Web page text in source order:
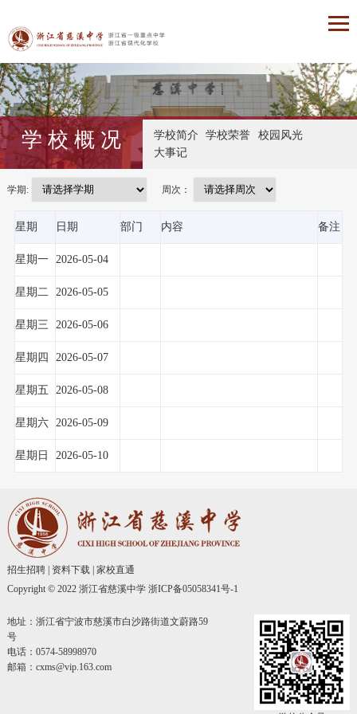
学 校 概 况 学校简介 学校荣誉
校园风光
大事记
学期: 周次：
星期 日期 部门 内容 备注
星期一 2026-05-04
星期二 2026-05-05
星期三 2026-05-06
星期四 2026-05-07
星期五 2026-05-08
星期六 2026-05-09
星期日 2026-05-10
招生招聘| 资料下载| 家校直通
Copyright © 2022 浙江省慈溪中学 浙ICP备05058341号-1
地址：浙江省宁波市慈溪市白沙路街道文蔚路59
号
电话：0574-58998970
邮箱：cxms@vip.163.com